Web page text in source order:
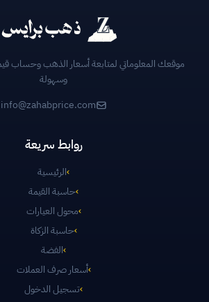
موقعك المعلوماتي لمتابعة أسعار الذهب وحساب
وسهولة
info@zahabprice.com
روابط سريعة
›الرئيسية
›حاسبة القيمة
›محول العيارات
›حاسبة الزكاة
›الفضة
›أسعار صرف العملات
›تسجيل الدخول